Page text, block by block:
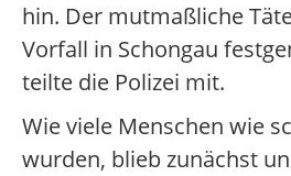
hin. Der mutmaßliche
Vorfall in Schongau
teilte die Polizei mit.
Wie viele Menschen wie
wurden, blieb zunächst